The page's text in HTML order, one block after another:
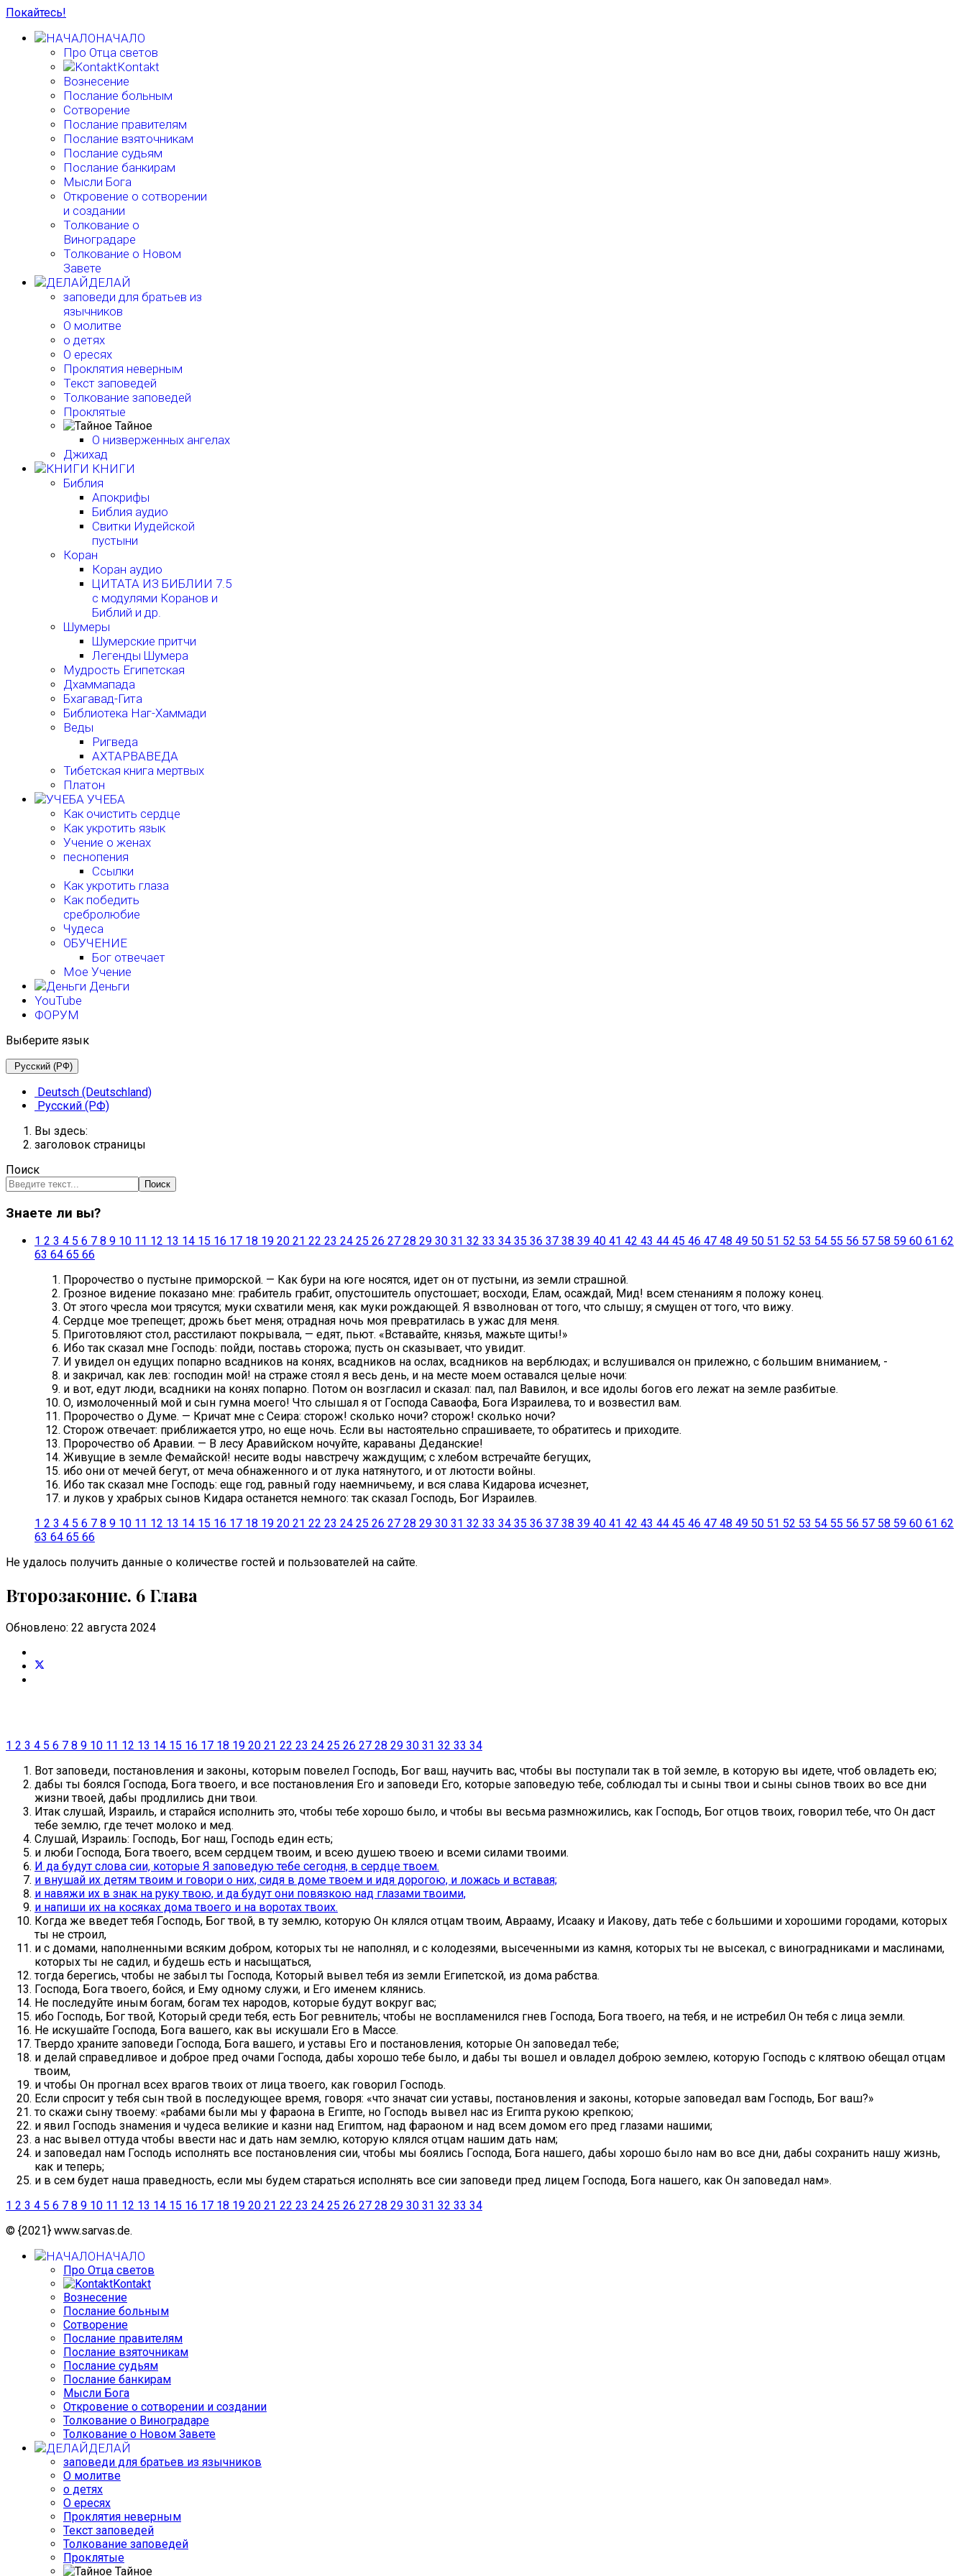
Покайтесь!
НАЧАЛО
Про Отца светов
Kontakt
Вознесение
Послание больным
Сотворение
Послание правителям
Послание взяточникам
Послание судьям
Послание банкирам
Мысли Бога
Откровение о сотворении
и создании
Толкование о
Виноградаре
Толкование о Новом
Завете
ДЕЛАЙ
заповеди для братьев из
язычников
О молитве
о детях
О ересях
Проклятия неверным
Текст заповедей
Толкование заповедей
Проклятые
Тайное
О низверженных ангелах
Джихад
КНИГИ
Библия
Апокрифы
Библия аудио
Свитки Иудейской
пустыни
Коран
Коран аудио
ЦИТАТА ИЗ БИБЛИИ 7.5
с модулями Коранов и
Библий и др.
Шумеры
Шумерские притчи
Легенды Шумера
Мудрость Египетская
Дхаммапада
Бхагавад-Гита
Библиотека Наг-Хаммади
Веды
Ригведа
АХТАРВАВЕДА
Тибетская книга мертвых
Платон
УЧЕБА
Как очистить сердце
Как укротить язык
Учение о женах
песнопения
Ссылки
Как укротить глаза
Как победить
сребролюбие
Чудеса
ОБУЧЕНИЕ
Бог отвечает
Мое Учение
Деньги
YouTube
ФОРУМ
Выберите язык
Русский (РФ)
Deutsch (Deutschland)
Русский (РФ)
Вы здесь:
заголовок страницы
Поиск
Поиск
Знаете ли вы?
1 2 3 4 5 6 7 8 9 10 11 12 13 14 15 16 17 18 19 20 21 22 23 24 25 26 27 28 29 30 31 32 33 34 35 36 37 38 39 40 41 42 43 44 45 46 47 48 49 50 51 52 53 54 55 56 57 58 59 60 61 62
63 64 65 66
Пророчество о пустыне приморской. — Как бури на юге носятся, идет он от пустыни, из земли страшной.
Грозное видение показано мне: грабитель грабит, опустошитель опустошает; восходи, Елам, осаждай, Мид! всем стенаниям я положу конец.
От этого чресла мои трясутся; муки схватили меня, как муки рождающей. Я взволнован от того, что слышу; я смущен от того, что вижу.
Сердце мое трепещет; дрожь бьет меня; отрадная ночь моя превратилась в ужас для меня.
Приготовляют стол, расстилают покрывала, — едят, пьют. «Вставайте, князья, мажьте щиты!»
Ибо так сказал мне Господь: пойди, поставь сторожа; пусть он сказывает, что увидит.
И увидел он едущих попарно всадников на конях, всадников на ослах, всадников на верблюдах; и вслушивался он прилежно, с большим вниманием, -
и закричал, как лев: господин мой! на страже стоял я весь день, и на месте моем оставался целые ночи:
и вот, едут люди, всадники на конях попарно. Потом он возгласил и сказал: пал, пал Вавилон, и все идолы богов его лежат на земле разбитые.
О, измолоченный мой и сын гумна моего! Что слышал я от Господа Саваофа, Бога Израилева, то и возвестил вам.
Пророчество о Думе. — Кричат мне с Сеира: сторож! сколько ночи? сторож! сколько ночи?
Сторож отвечает: приближается утро, но еще ночь. Если вы настоятельно спрашиваете, то обратитесь и приходите.
Пророчество об Аравии. — В лесу Аравийском ночуйте, караваны Деданские!
Живущие в земле Фемайской! несите воды навстречу жаждущим; с хлебом встречайте бегущих,
ибо они от мечей бегут, от меча обнаженного и от лука натянутого, и от лютости войны.
Ибо так сказал мне Господь: еще год, равный году наемничьему, и вся слава Кидарова исчезнет,
и луков у храбрых сынов Кидара останется немного: так сказал Господь, Бог Израилев.
1 2 3 4 5 6 7 8 9 10 11 12 13 14 15 16 17 18 19 20 21 22 23 24 25 26 27 28 29 30 31 32 33 34 35 36 37 38 39 40 41 42 43 44 45 46 47 48 49 50 51 52 53 54 55 56 57 58 59 60 61 62
63 64 65 66
Не удалось получить данные о количестве гостей и пользователей на сайте.
Второзаконие. 6 Глава
Обновлено: 22 августа 2024
1 2 3 4 5 6 7 8 9 10 11 12 13 14 15 16 17 18 19 20 21 22 23 24 25 26 27 28 29 30 31 32 33 34
Вот заповеди, постановления и законы, которым повелел Господь, Бог ваш, научить вас, чтобы вы поступали так в той земле, в которую вы идете, чтоб овладеть ею;
дабы ты боялся Господа, Бога твоего, и все постановления Его и заповеди Его, которые заповедую тебе, соблюдал ты и сыны твои и сыны сынов твоих во все дни
жизни твоей, дабы продлились дни твои.
Итак слушай, Израиль, и старайся исполнить это, чтобы тебе хорошо было, и чтобы вы весьма размножились, как Господь, Бог отцов твоих, говорил тебе, что Он даст
тебе землю, где течет молоко и мед.
Слушай, Израиль: Господь, Бог наш, Господь един есть;
и люби Господа, Бога твоего, всем сердцем твоим, и всею душею твоею и всеми силами твоими.
И да будут слова сии, которые Я заповедую тебе сегодня, в сердце твоем.
и внушай их детям твоим и говори о них, сидя в доме твоем и идя дорогою, и ложась и вставая;
и навяжи их в знак на руку твою, и да будут они повязкою над глазами твоими,
и напиши их на косяках дома твоего и на воротах твоих.
Когда же введет тебя Господь, Бог твой, в ту землю, которую Он клялся отцам твоим, Аврааму, Исааку и Иакову, дать тебе с большими и хорошими городами, которых
ты не строил,
и с домами, наполненными всяким добром, которых ты не наполнял, и с колодезями, высеченными из камня, которых ты не высекал, с виноградниками и маслинами,
которых ты не садил, и будешь есть и насыщаться,
тогда берегись, чтобы не забыл ты Господа, Который вывел тебя из земли Египетской, из дома рабства.
Господа, Бога твоего, бойся, и Ему одному служи, и Его именем клянись.
Не последуйте иным богам, богам тех народов, которые будут вокруг вас;
ибо Господь, Бог твой, Который среди тебя, есть Бог ревнитель; чтобы не воспламенился гнев Господа, Бога твоего, на тебя, и не истребил Он тебя с лица земли.
Не искушайте Господа, Бога вашего, как вы искушали Его в Массе.
Твердо храните заповеди Господа, Бога вашего, и уставы Его и постановления, которые Он заповедал тебе;
и делай справедливое и доброе пред очами Господа, дабы хорошо тебе было, и дабы ты вошел и овладел доброю землею, которую Господь с клятвою обещал отцам
твоим,
и чтобы Он прогнал всех врагов твоих от лица твоего, как говорил Господь.
Если спросит у тебя сын твой в последующее время, говоря: «что значат сии уставы, постановления и законы, которые заповедал вам Господь, Бог ваш?»
то скажи сыну твоему: «рабами были мы у фараона в Египте, но Господь вывел нас из Египта рукою крепкою;
и явил Господь знамения и чудеса великие и казни над Египтом, над фараоном и над всем домом его пред глазами нашими;
а нас вывел оттуда чтобы ввести нас и дать нам землю, которую клялся отцам нашим дать нам;
и заповедал нам Господь исполнять все постановления сии, чтобы мы боялись Господа, Бога нашего, дабы хорошо было нам во все дни, дабы сохранить нашу жизнь,
как и теперь;
и в сем будет наша праведность, если мы будем стараться исполнять все сии заповеди пред лицем Господа, Бога нашего, как Он заповедал нам».
1 2 3 4 5 6 7 8 9 10 11 12 13 14 15 16 17 18 19 20 21 22 23 24 25 26 27 28 29 30 31 32 33 34
© {2021} www.sarvas.de.
НАЧАЛО
Про Отца светов
Kontakt
Вознесение
Послание больным
Сотворение
Послание правителям
Послание взяточникам
Послание судьям
Послание банкирам
Мысли Бога
Откровение о сотворении и создании
Толкование о Виноградаре
Толкование о Новом Завете
ДЕЛАЙ
заповеди для братьев из язычников
О молитве
о детях
О ересях
Проклятия неверным
Текст заповедей
Толкование заповедей
Проклятые
Тайное